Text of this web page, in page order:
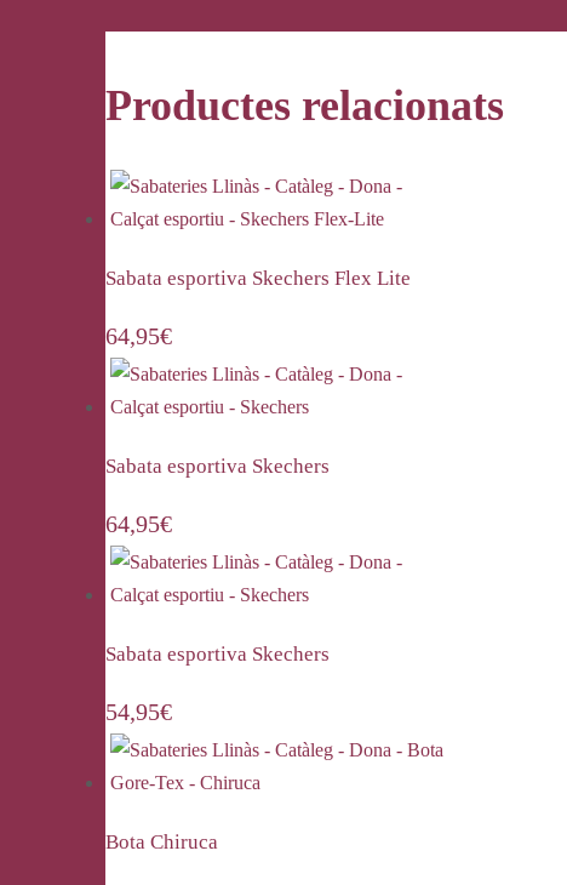
Productes relacionats
Sabata esportiva Skechers Flex Lite
64,95€
Sabata esportiva Skechers
64,95€
Sabata esportiva Skechers
54,95€
Bota Chiruca